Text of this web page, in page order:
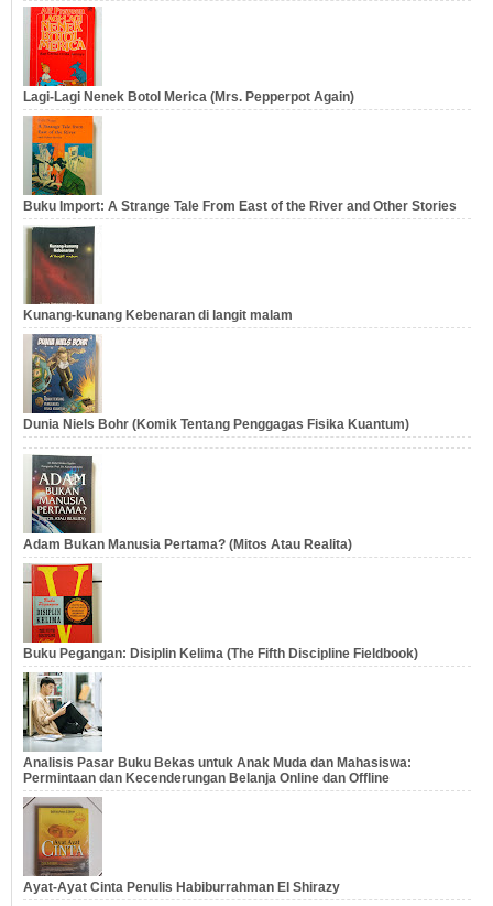
Lagi-Lagi Nenek Botol Merica (Mrs. Pepperpot Again)
Buku Import: A Strange Tale From East of the River and Other Stories
Kunang-kunang Kebenaran di langit malam
Dunia Niels Bohr (Komik Tentang Penggagas Fisika Kuantum)
Adam Bukan Manusia Pertama? (Mitos Atau Realita)
Buku Pegangan: Disiplin Kelima (The Fifth Discipline Fieldbook)
Analisis Pasar Buku Bekas untuk Anak Muda dan Mahasiswa:
Permintaan dan Kecenderungan Belanja Online dan Offline
Ayat-Ayat Cinta Penulis Habiburrahman El Shirazy